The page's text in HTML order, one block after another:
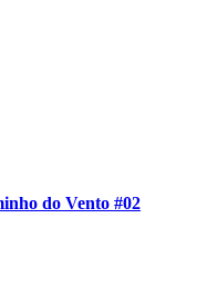
do Vento #02